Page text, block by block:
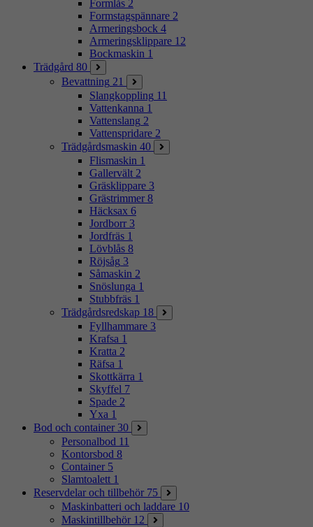
Formlås 2
Formstagspännare 2
Armeringsbock 4
Armeringsklippare 12
Bockmaskin 1
Trädgård 80
Bevattning 21
Slangkoppling 11
Vattenkanna 1
Vattenslang 2
Vattenspridare 2
Trädgårdsmaskin 40
Flismaskin 1
Gallervält 2
Gräsklippare 3
Grästrimmer 8
Häcksax 6
Jordborr 3
Jordfräs 1
Lövblås 8
Röjsåg 3
Såmaskin 2
Snöslunga 1
Stubbfräs 1
Trädgårdsredskap 18
Fyllhammare 3
Krafsa 1
Kratta 2
Räfsa 1
Skottkärra 1
Skyffel 7
Spade 2
Yxa 1
Bod och container 30
Personalbod 11
Kontorsbod 8
Container 5
Slamtoalett 1
Reservdelar och tillbehör 75
Maskinbatteri och laddare 10
Maskintillbehör 12